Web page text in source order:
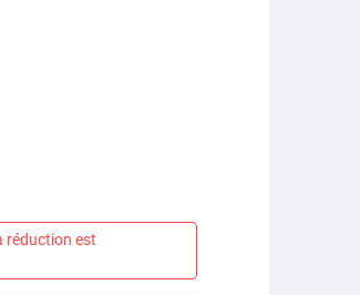
réduction est